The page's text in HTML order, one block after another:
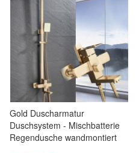
Gold Duscharmatur
Duschsystem - Mischbatterie
Regendusche wandmontiert